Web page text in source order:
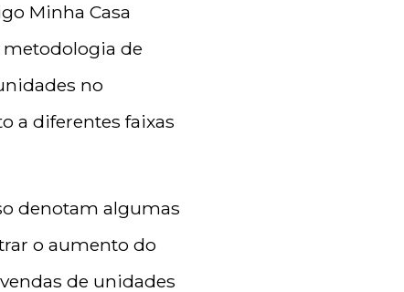
Minha Casa
metodologia de
no
a diferentes faixas
denotam algumas
o aumento do
de unidades